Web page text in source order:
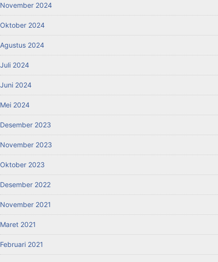
November 2024
Oktober 2024
Agustus 2024
Juli 2024
Juni 2024
Mei 2024
Desember 2023
November 2023
Oktober 2023
Desember 2022
November 2021
Maret 2021
Februari 2021